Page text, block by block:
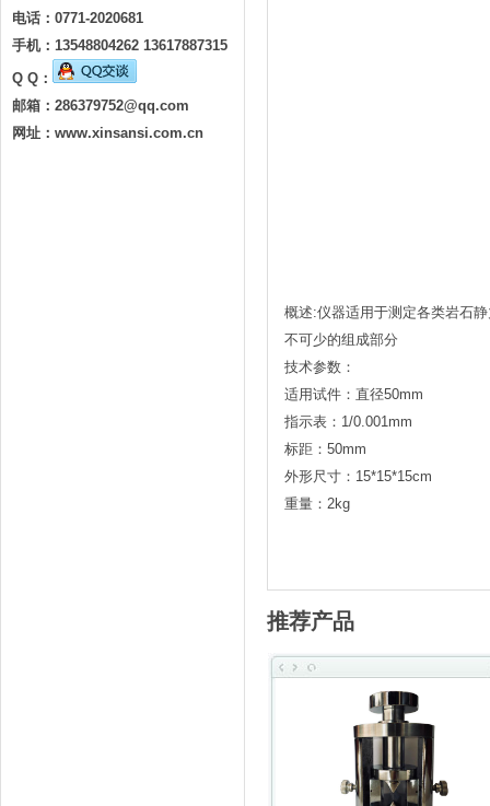
电话：0771-2020681
手机：13548804262 13617887315
Q Q：
邮箱： 286379752@qq.com
网址：www.xinsansi.com.cn
概述:仪器适用于测定各类岩石
不可少的组成部分
技术参数：
适用试件：直径50mm
指示表：1/0.001mm
标距：50mm
外形尺寸：15*15*15cm
重量：2kg
推荐产品